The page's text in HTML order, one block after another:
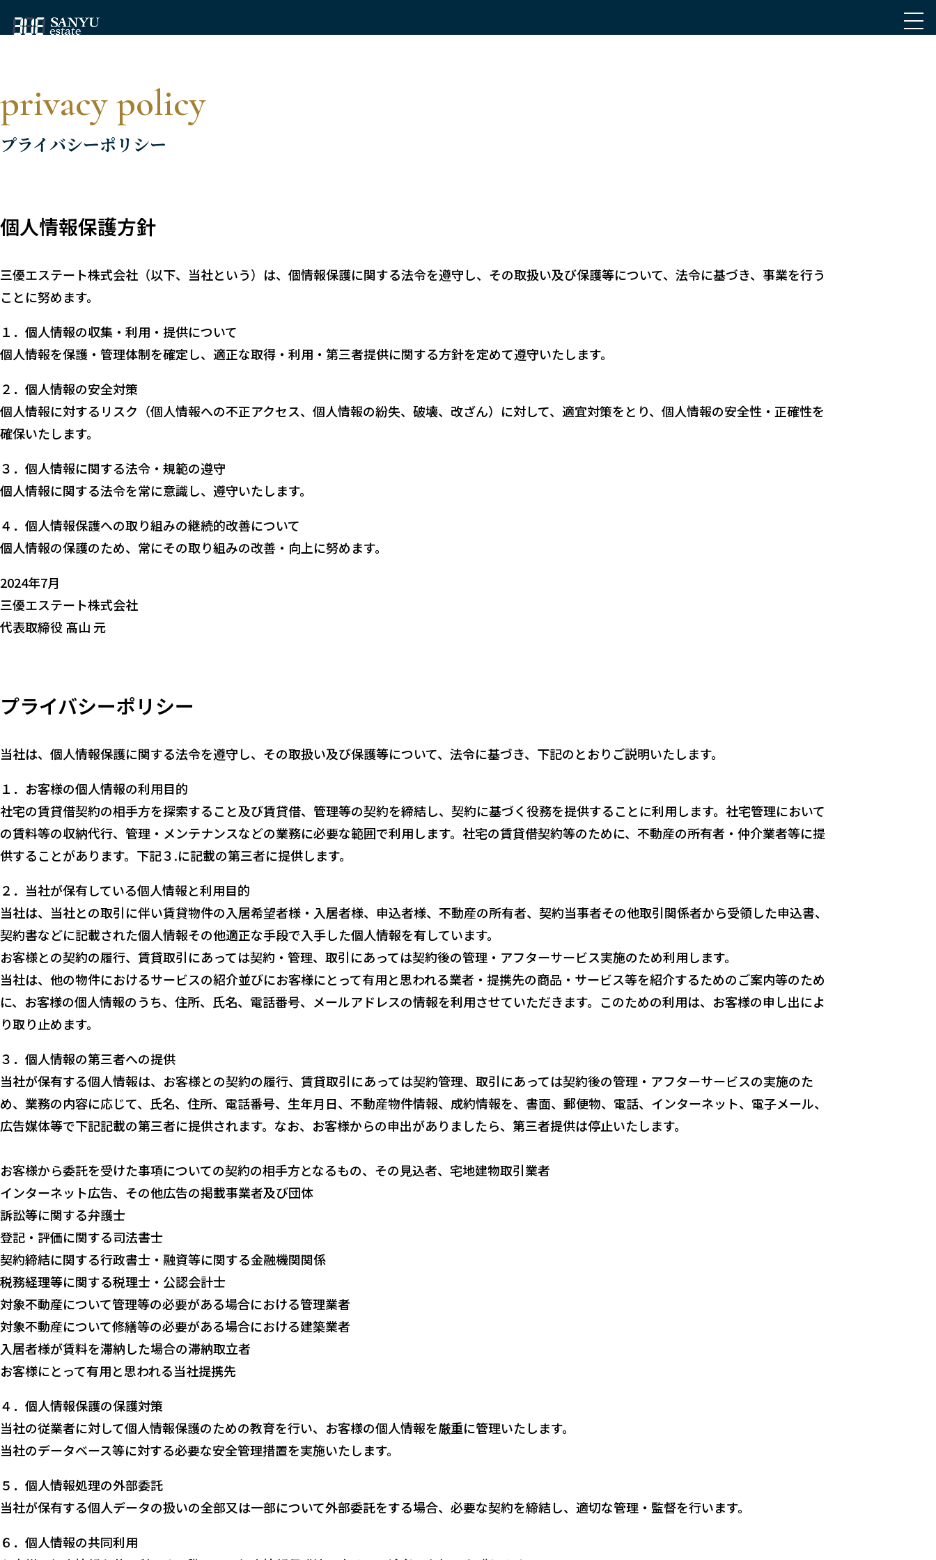
privacy policy
プライバシーポリシー
個人情報保護方針
三優エステート株式会社（以下、当社という）は、個情報保護に関する法令を遵守し、その取扱い及び保護等について、法令に基づき、事業を行う
ことに努めます。
１．個人情報の収集・利用・提供について
個人情報を保護・管理体制を確定し、適正な取得・利用・第三者提供に関する方針を定めて遵守いたします。
２．個人情報の安全対策
個人情報に対するリスク（個人情報への不正アクセス、個人情報の紛失、破壊、改ざん）に対して、適宜対策をとり、個人情報の安全性・正確性を
確保いたします。
３．個人情報に関する法令・規範の遵守
個人情報に関する法令を常に意識し、遵守いたします。
４．個人情報保護への取り組みの継続的改善について
個人情報の保護のため、常にその取り組みの改善・向上に努めます。
2024年7月
三優エステート株式会社
代表取締役 髙山 元
プライバシーポリシー
当社は、個⼈情報保護に関する法令を遵守し、その取扱い及び保護等について、法令に基づき、下記のとおりご説明いたします。
１．お客様の個⼈情報の利用目的
社宅の賃貸借契約の相⼿⽅を探索すること及び賃貸借、管理等の契約を締結し、契約に基づく役務を提供することに利用します。社宅管理において
の賃料等の収納代行、管理・メンテナンスなどの業務に必要な範囲で利用します。社宅の賃貸借契約等のために、不動産の所有者・仲介業者等に提
供することがあります。下記３.に記載の第三者に提供します。
２．当社が保有している個人情報と利用目的
当社は、当社との取引に伴い賃貸物件の⼊居希望者様・⼊居者様、申込者様、不動産の所有者、契約当事者その他取引関係者から受領した申込書、
契約書などに記載された個⼈情報その他適正な⼿段で⼊⼿した個⼈情報を有しています。
お客様との契約の履行、賃貸取引にあっては契約・管理、取引にあっては契約後の管理・アフターサービス実施のため利用します。
当社は、他の物件におけるサービスの紹介並びにお客様にとって有用と思われる業者・提携先の商品・サービス等を紹介するためのご案内等のため
に、お客様の個⼈情報のうち、住所、⽒名、電話番号、メールアドレスの情報を利用させていただきます。このための利用は、お客様の申し出によ
り取り止めます。
３．個⼈情報の第三者への提供
当社が保有する個⼈情報は、お客様との契約の履行、賃貸取引にあっては契約管理、取引にあっては契約後の管理・アフターサービスの実施のた
め、業務の内容に応じて、⽒名、住所、電話番号、生年月⽇、不動産物件情報、成約情報を、書⾯、郵便物、電話、インターネット、電⼦メール、
広告媒体等で下記記載の第三者に提供されます。なお、お客様からの申出がありましたら、第三者提供は停止いたします。
お客様から委託を受けた事項についての契約の相⼿⽅となるもの、その⾒込者、宅地建物取引業者
インターネット広告、その他広告の掲載事業者及び団体
訴訟等に関する弁護⼠
登記・評価に関する司法書⼠
契約締結に関する行政書⼠・融資等に関する⾦融機関関係
税務経理等に関する税理⼠・公認会計⼠
対象不動産について管理等の必要がある場合における管理業者
対象不動産について修繕等の必要がある場合における建築業者
⼊居者様が賃料を滞納した場合の滞納取⽴者
お客様にとって有用と思われる当社提携先
４．個⼈情報保護の保護対策
当社の従業者に対して個⼈情報保護のための教育を行い、お客様の個⼈情報を厳重に管理いたします。
当社のデータベース等に対する必要な安全管理措置を実施いたします。
５．個⼈情報処理の外部委託
当社が保有する個⼈データの扱いの全部⼜は⼀部について外部委託をする場合、必要な契約を締結し、適切な管理・監督を行います。
６．個⼈情報の共同利用